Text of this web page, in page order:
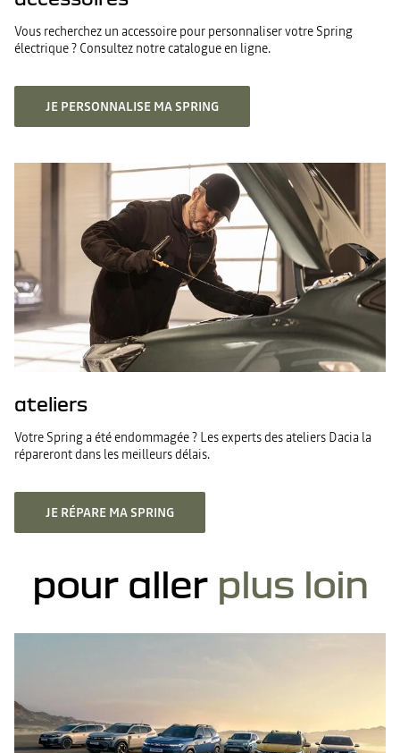
Vous recherchez un accessoire pour personnaliser votre Spring
électrique ? Consultez notre catalogue en ligne.
JE PERSONNALISE MA SPRING
ateliers
Votre Spring a été endommagée ? Les experts des ateliers Dacia la
répareront dans les meilleurs délais.
JE RÉPARE MA SPRING
pour aller plus loin